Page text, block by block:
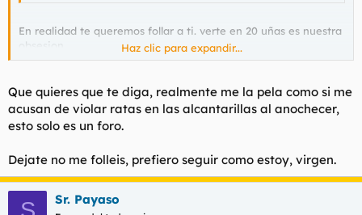
En realidad te queremos follar a ti. verte en 20 uñas es nuestra
obsesion.
No seas falto anda si no es por campano ni por torbe, es por
hijosdeputa.
Tu mismo nin.
Haz clic para expandir...
Que quieres que te diga, realmente me la pela como si me
acusan de violar ratas en las alcantarillas al anochecer,
esto solo es un foro.
Dejate no me folleis, prefiero seguir como estoy, virgen.
S Sr. Payaso